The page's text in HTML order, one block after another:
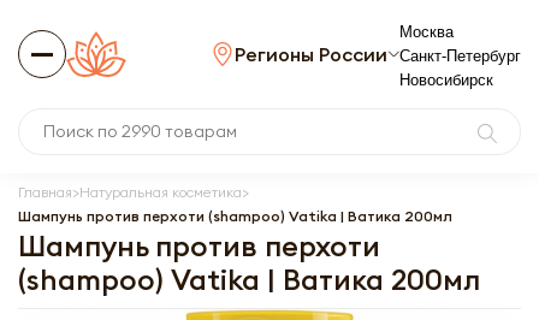
Регионы России
Москва
Санкт-Петербург
Новосибирск
Главная Натуральная косметика
Шампунь против перхоти (shampoo) Vatika | Ватика 200мл
Шампунь против перхоти
(shampoo) Vatika | Ватика 200мл